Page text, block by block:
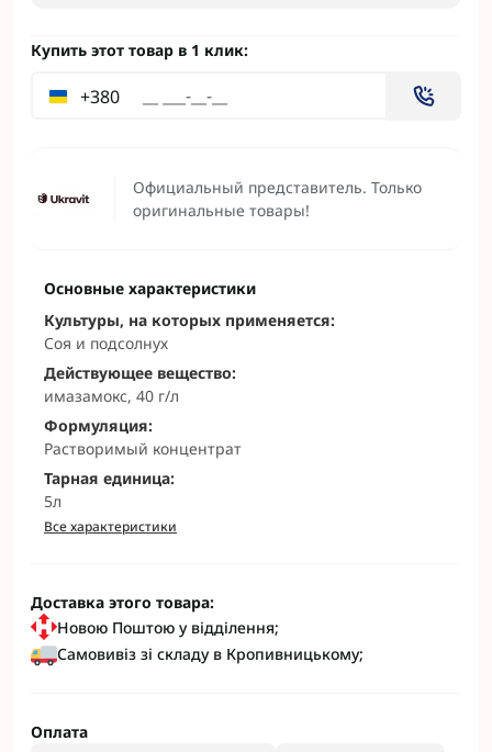
Официальный представитель. Только
оригинальные товары!
Купить этот товар в 1 клик:
+380
Основные характеристики
Культуры, на которых применяется:
Соя и подсолнух
Действующее вещество:
имазамокс, 40 г/л
Формуляция:
Растворимый концентрат
Тарная единица:
5л
Все характеристики
Доставка этого товара:
Новою Поштою у відділення;
Самовивіз зі складу в Кропивницькому;
Оплата